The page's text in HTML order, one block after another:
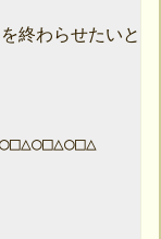
を終わらせたい